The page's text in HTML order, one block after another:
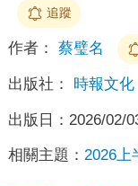
追蹤
作者： 蔡璧名
出版社： 時報文化
出版日： 2026/02/
相關主題： 2026上